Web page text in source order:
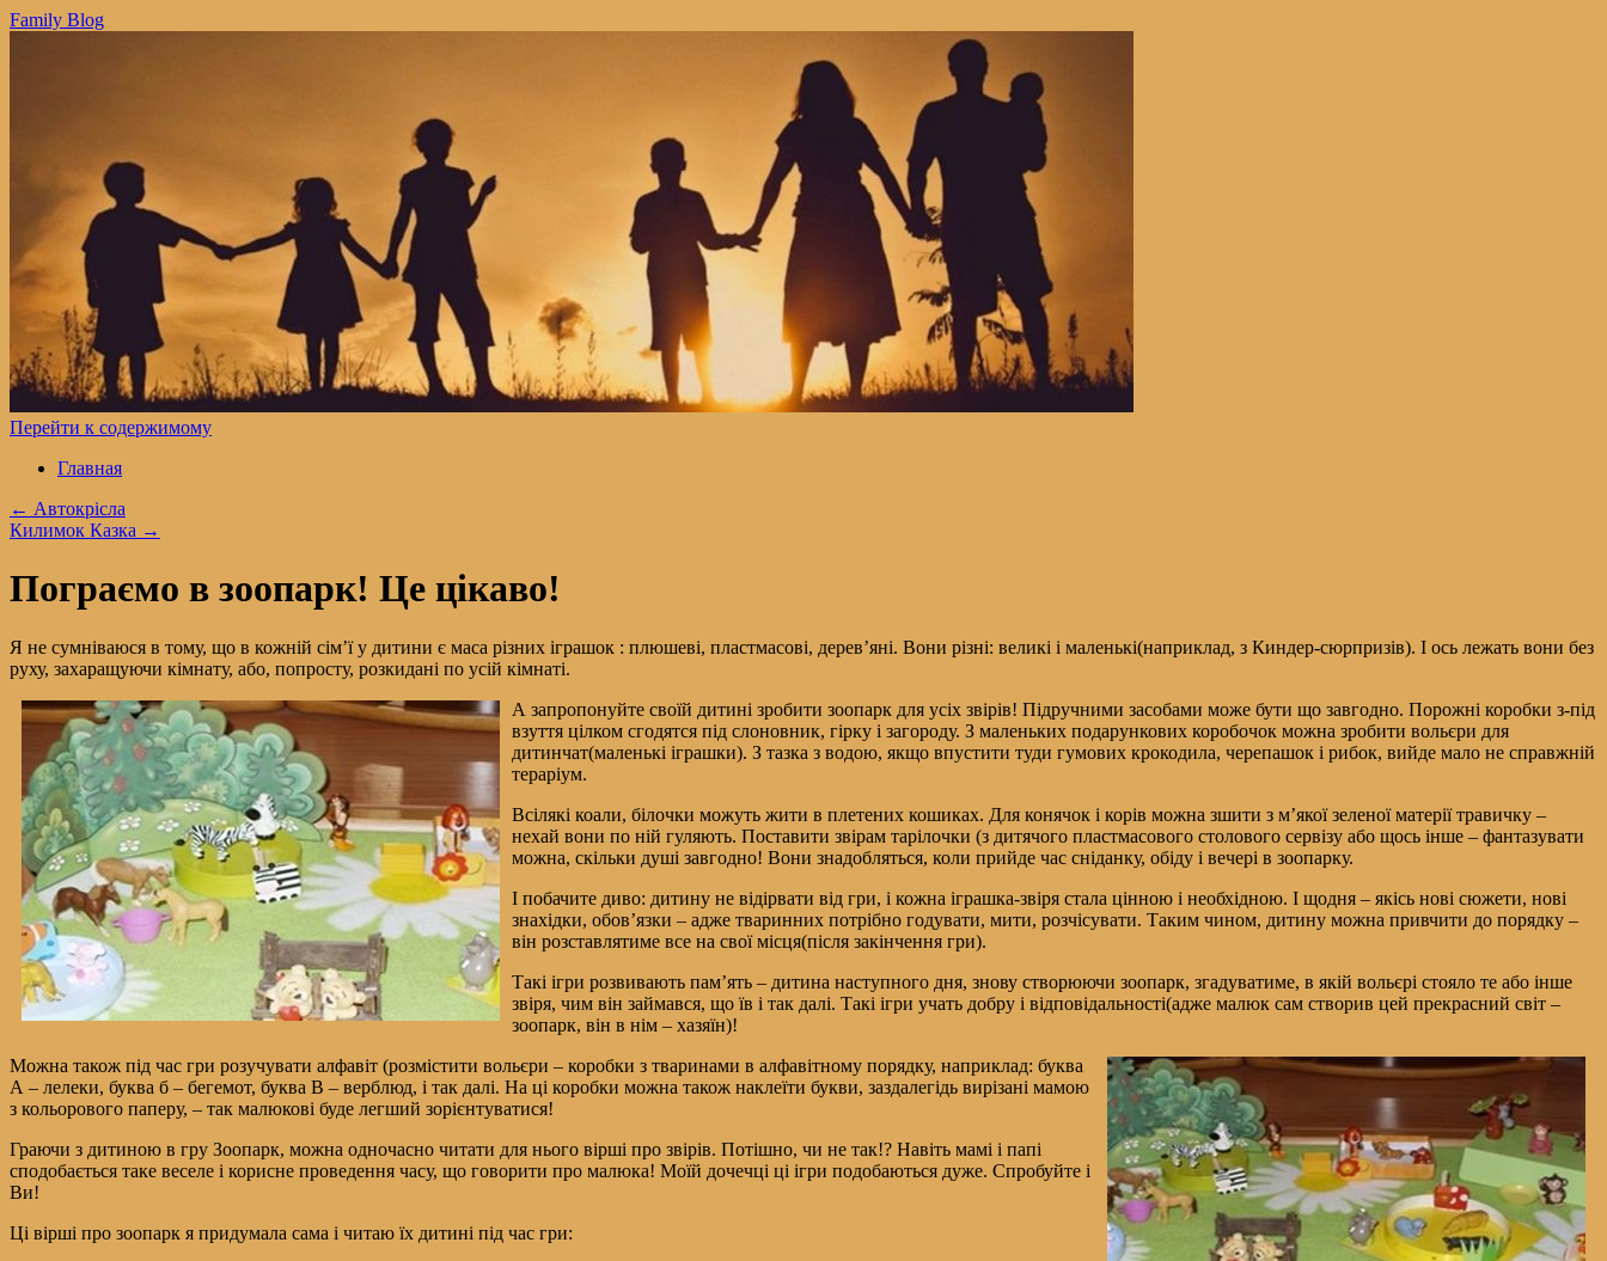
Family Blog
Перейти к содержимому
Главная
← Автокрісла
Килимок Казка →
Пограємо в зоопарк! Це цікаво!
Я не сумніваюся в тому, що в кожній сім’ї у дитини є маса різних іграшок : плюшеві, пластмасові, дерев’яні. Вони різні: великі і маленькі(наприклад, з Киндер-сюрпризів). І ось лежать вони без
руху, захаращуючи кімнату, або, попросту, розкидані по усій кімнаті.
А запропонуйте своїй дитині зробити зоопарк для усіх звірів! Підручними засобами може бути що завгодно. Порожні коробки з-під
взуття цілком сгодятся під слоновник, гірку і загороду. З маленьких подарункових коробочок можна зробити вольєри для
дитинчат(маленькі іграшки). З тазка з водою, якщо впустити туди гумових крокодила, черепашок і рибок, вийде мало не справжній
тераріум.
Всілякі коали, білочки можуть жити в плетених кошиках. Для конячок і корів можна зшити з м’якої зеленої матерії травичку –
нехай вони по ній гуляють. Поставити звірам тарілочки (з дитячого пластмасового столового сервізу або щось інше – фантазувати
можна, скільки душі завгодно! Вони знадобляться, коли прийде час сніданку, обіду і вечері в зоопарку.
І побачите диво: дитину не відірвати від гри, і кожна іграшка-звіря стала цінною і необхідною. І щодня – якісь нові сюжети, нові
знахідки, обов’язки – адже тваринних потрібно годувати, мити, розчісувати. Таким чином, дитину можна привчити до порядку –
він розставлятиме все на свої місця(після закінчення гри).
Такі ігри розвивають пам’ять – дитина наступного дня, знову створюючи зоопарк, згадуватиме, в якій вольєрі стояло те або інше
звіря, чим він займався, що їв і так далі. Такі ігри учать добру і відповідальності(адже малюк сам створив цей прекрасний світ –
зоопарк, він в нім – хазяїн)!
Можна також під час гри розучувати алфавіт (розмістити вольєри – коробки з тваринами в алфавітному порядку, наприклад: буква
А – лелеки, буква б – бегемот, буква В – верблюд, і так далі. На ці коробки можна також наклеїти букви, заздалегідь вирізані мамою
з кольорового паперу, – так малюкові буде легший зорієнтуватися!
Граючи з дитиною в гру Зоопарк, можна одночасно читати для нього вірші про звірів. Потішно, чи не так!? Навіть мамі і папі
сподобається таке веселе і корисне проведення часу, що говорити про малюка! Моїй дочечці ці ігри подобаються дуже. Спробуйте і
Ви!
Ці вірші про зоопарк я придумала сама і читаю їх дитині під час гри: